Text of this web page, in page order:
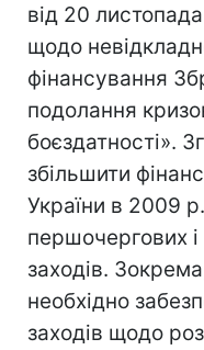
від 20
щодо
фінансування
подолання
боєздатності».
збільшити
України в 2009
першочергових
заходів.
необхідно
заходів щодо